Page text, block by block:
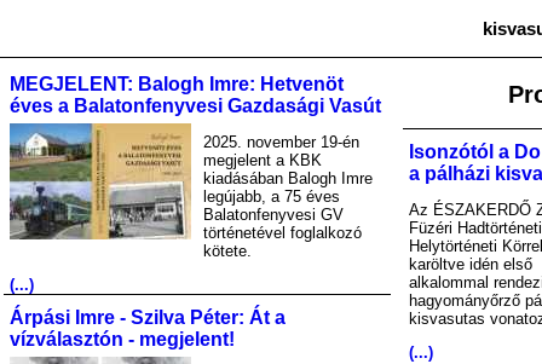
MEGJELENT: Balogh Imre: Hetvenöt
éves a Balatonfenyvesi Gazdasági Vasút
2025. november 19-én
megjelent a KBK
kiadásában Balogh Imre
legújabb, a 75 éves
Balatonfenyvesi GV
történetével foglalkozó
kötete.
(...)
Árpási Imre - Szilva Péter: Át a
vízválasztón - megjelent!
Isonzótól a
a pálházi
Az ÉSZAKERDŐ
Füzéri
Helytörténeti Körrel
karöltve idén első
alkalommal
hagyományőrző
kisvasutas
(...)